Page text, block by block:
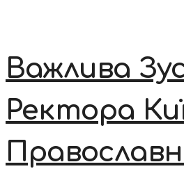
Важлива
Ректора